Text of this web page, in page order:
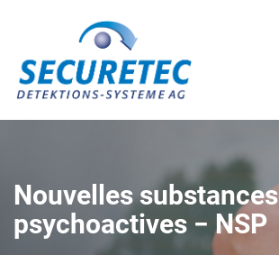
Nouvelles substances
psychoactives − NSP